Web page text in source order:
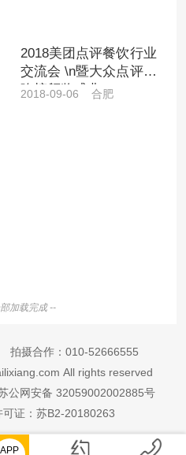
2018美团点评餐饮行业
交流会 \n暨大众点评必
吃榜颁奖盛典
2018-09-06 合肥
加载完成 --
拍摄合作： 010-52666555
All rights reserved
公网安备 32059002002885号
证：苏B2-20180263
APP